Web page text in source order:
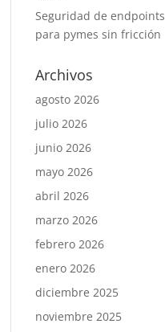
Seguridad de endpoints
para pymes sin fricción
Archivos
agosto 2026
julio 2026
junio 2026
mayo 2026
abril 2026
marzo 2026
febrero 2026
enero 2026
diciembre 2025
noviembre 2025